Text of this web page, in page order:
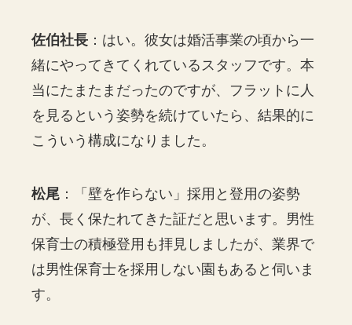
佐伯社長 ：はい。彼女は婚活事業の頃から一
緒にやってきてくれているスタッフです。本
当にたまたまだったのですが、フラットに人
を見るという姿勢を続けていたら、結果的に
こういう構成になりました。
松尾 ：「壁を作らない」採用と登用の姿勢
が、長く保たれてきた証だと思います。男性
保育士の積極登用も拝見しましたが、業界で
は男性保育士を採用しない園もあると伺いま
す。